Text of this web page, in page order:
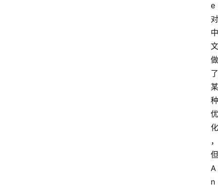
e
对
中
文
做
了
某
种
优
化
，
但
A
n